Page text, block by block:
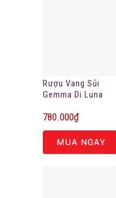
Rượu Vang Sủi
Gemma Di Luna
780.000₫
MUA NGAY